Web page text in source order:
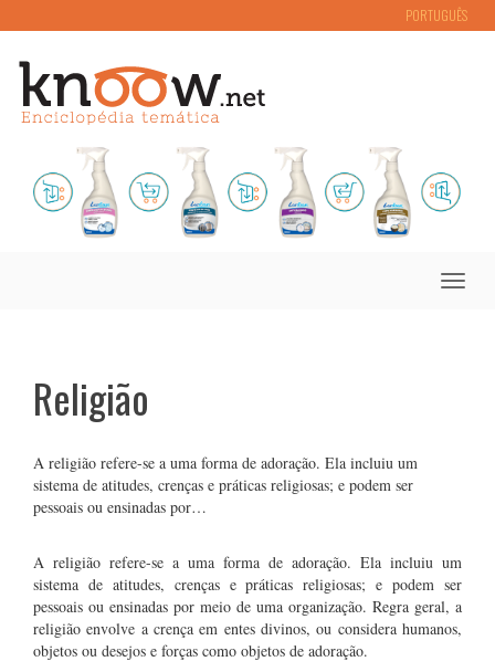
PORTUGUÊS
Toggle
Religião
A religião refere-se a uma forma de adoração. Ela incluiu um
sistema de atitudes, crenças e práticas religiosas; e podem ser
pessoais ou ensinadas por…
A religião refere-se a uma forma de adoração. Ela incluiu um
sistema de atitudes, crenças e práticas religiosas; e podem ser
pessoais ou ensinadas por meio de uma organização. Regra geral, a
religião envolve a crença em entes divinos, ou considera humanos,
objetos ou desejos e forças como objetos de adoração.